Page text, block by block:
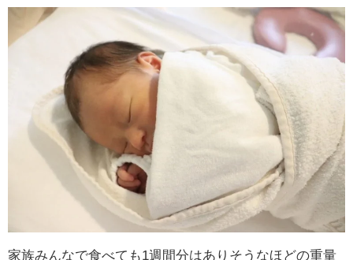
家族みんなで食べても1週間分はありそうなほどの重量